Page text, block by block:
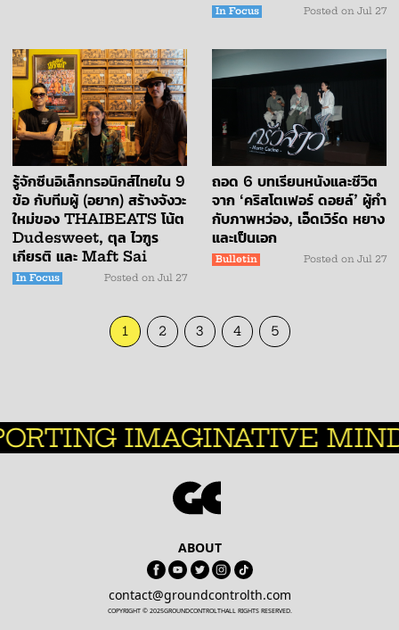
In Focus Posted on Jul 27
รู้จักซีนอิเล็กทรอนิกส์ไทยใน 9
ข้อ กับทีมผู้ (อยาก) สร้างจังวะ
ใหม่ของ THAIBEATS โน้ต
Dudesweet, ตุล ไวฑูร
เกียรติ และ Maft Sai
In Focus Posted on Jul 27
ถอด 6 บทเรียนหนังและชีวิต
จาก ‘คริสโตเฟอร์ ดอยล์’ ผู้กำ
กับภาพหว่อง, เอ็ดเวิร์ด หยาง
และเป็นเอก
Bulletin Posted on Jul 27
1 2 3 4 5
IMAGINATIVE
ABOUT
contact@groundcontrolth.com
COPYRIGHT © 2025GROUNDCONTROLTHALL RIGHTS RESERVED.